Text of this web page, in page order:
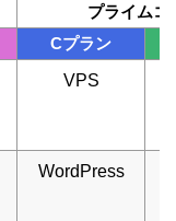
プライムコ
Cプラン
VPS
WordPress